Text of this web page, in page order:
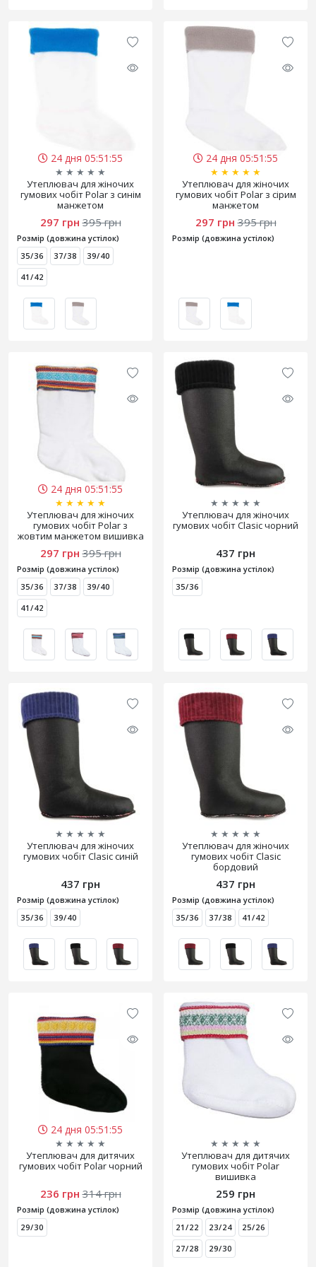
24 дня 05:51:55
★ ★ ★ ★ ★
Утеплювач для жіночих
гумових чобіт Polar з синім
манжетом
297 грн 395 грн
Розмір (довжина устілок)
35/36
37/38
39/40
41/42
24 дня 05:51:55
★ ★ ★ ★ ★
Утеплювач для жіночих
гумових чобіт Polar з сірим
манжетом
297 грн 395 грн
Розмір (довжина устілок)
24 дня 05:51:55
★ ★ ★ ★ ★
Утеплювач для жіночих
гумових чобіт Polar з
жовтим манжетом вишивка
297 грн 395 грн
Розмір (довжина устілок)
35/36
37/38
39/40
41/42
★ ★ ★ ★ ★
Утеплювач для жіночих
гумових чобіт Clasic чорний
437 грн
Розмір (довжина устілок)
35/36
★ ★ ★ ★ ★
Утеплювач для жіночих
гумових чобіт Clasic синій
437 грн
Розмір (довжина устілок)
35/36
39/40
★ ★ ★ ★ ★
Утеплювач для жіночих
гумових чобіт Clasic
бордовий
437 грн
Розмір (довжина устілок)
35/36
37/38 41/42
24 дня 05:51:55
★ ★ ★ ★ ★
Утеплювач для дитячих
гумових чобіт Polar чорний
236 грн 314 грн
Розмір (довжина устілок)
29/30
★ ★ ★ ★ ★
Утеплювач для дитячих
гумових чобіт Polar
вишивка
259 грн
Розмір (довжина устілок)
21/22
23/24
25/26
27/28
29/30